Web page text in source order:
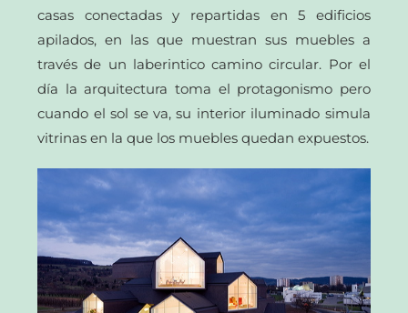
casas conectadas y repartidas en 5 edificios
apilados, en las que muestran sus muebles a
través de un laberintico camino circular. Por el
día la arquitectura toma el protagonismo pero
cuando el sol se va, su interior iluminado simula
vitrinas en la que los muebles quedan expuestos.